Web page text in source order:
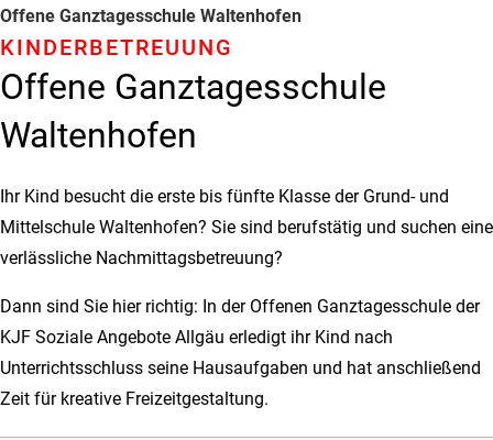
Offene Ganztagesschule Waltenhofen
Offene Ganztagesschule
Waltenhofen
KINDER­BETREUUNG
Ihr Kind besucht die erste bis fünfte Klasse der Grund- und
Mittelschule Waltenhofen? Sie sind berufstätig und suchen eine
verlässliche Nachmittagsbetreuung?
Dann sind Sie hier richtig: In der Offenen Ganztagesschule der
KJF Soziale Angebote Allgäu erledigt ihr Kind nach
Unterrichtsschluss seine Hausaufgaben und hat anschließend
Zeit für kreative Freizeitgestaltung.